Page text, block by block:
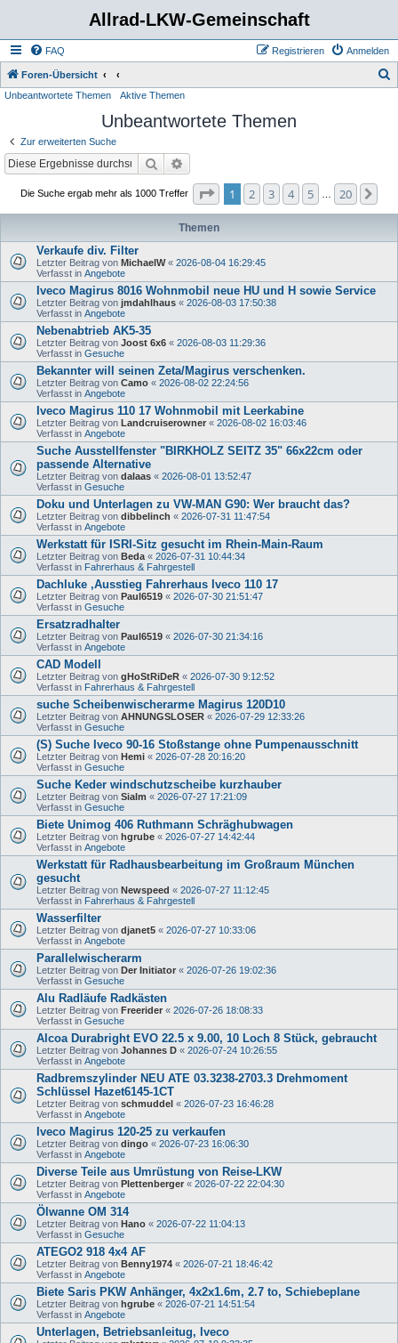
Allrad-LKW-Gemeinschaft
FAQ Anmelden
Registrieren
Foren-Übersicht
Unbeantwortete Themen Aktive Themen
Unbeantwortete Themen
Zur erweiterten Suche
Suche
Die Suche ergab mehr als 1000 Treffer Seite von
1 2 3 4 5 20
Themen
Verkaufe div. Filter
Letzter Beitrag von MichaelW« 2026-08-04 16:29:45
Verfasst in Angebote
Iveco Magirus 8016 Wohnmobil neue HU und H sowie Service
Letzter Beitrag von jmdahlhaus « 2026-08-03 17:50:38
Verfasst in Angebote
Nebenabtrieb AK5-35
Letzter Beitrag von Joost 6x6 « 2026-08-03 11:29:36
Verfasst in Gesuche
Bekannter will seinen Zeta/Magirus verschenken.
Letzter Beitrag von Camo « 2026-08-02 22:24:56
Verfasst in Angebote
Iveco Magirus 110 17 Wohnmobil mit Leerkabine
Letzter Beitrag von Landcruiserowner « 2026-08-02 16:03:46
Verfasst in Angebote
Suche Ausstellfenster "BIRKHOLZ SEITZ 35" 66x22cm oder
passende Alternative
Letzter Beitrag von dalaas « 2026-08-01 13:52:47
Verfasst in Gesuche
Doku und Unterlagen zu VW-MAN G90: Wer braucht das?
Letzter Beitrag von dibbelinch « 2026-07-31 11:47:54
Verfasst in Angebote
Werkstatt für ISRI-Sitz gesucht im Rhein-Main-Raum
Letzter Beitrag von Beda « 2026-07-31 10:44:34
Verfasst in Fahrerhaus & Fahrgestell
Dachluke ,Ausstieg Fahrerhaus Iveco 110 17
Letzter Beitrag von Paul6519 « 2026-07-30 21:51:47
Verfasst in Gesuche
Ersatzradhalter
Letzter Beitrag von Paul6519 « 2026-07-30 21:34:16
Verfasst in Angebote
CAD Modell
Letzter Beitrag von gHoStRiDeR « 2026-07-30 9:12:52
Verfasst in Fahrerhaus & Fahrgestell
suche Scheibenwischerarme Magirus 120D10
Letzter Beitrag von AHNUNGSLOSER « 2026-07-29 12:33:26
Verfasst in Gesuche
(S) Suche Iveco 90-16 Stoßstange ohne Pumpenausschnitt
Letzter Beitrag von Hemi « 2026-07-28 20:16:20
Verfasst in Gesuche
Suche Keder windschutzscheibe kurzhauber
Letzter Beitrag von Sialm « 2026-07-27 17:21:09
Verfasst in Gesuche
Biete Unimog 406 Ruthmann Schräghubwagen
Letzter Beitrag von hgrube « 2026-07-27 14:42:44
Verfasst in Angebote
Werkstatt für Radhausbearbeitung im Großraum München
gesucht
Letzter Beitrag von Newspeed « 2026-07-27 11:12:45
Verfasst in Fahrerhaus & Fahrgestell
Wasserfilter
Letzter Beitrag von djanet5 « 2026-07-27 10:33:06
Verfasst in Angebote
Parallelwischerarm
Letzter Beitrag von Der Initiator « 2026-07-26 19:02:36
Verfasst in Gesuche
Alu Radläufe Radkästen
Letzter Beitrag von Freerider « 2026-07-26 18:08:33
Verfasst in Gesuche
Alcoa Durabright EVO 22.5 x 9.00, 10 Loch 8 Stück, gebraucht
Letzter Beitrag von Johannes D « 2026-07-24 10:26:55
Verfasst in Angebote
Radbremszylinder NEU ATE 03.3238-2703.3 Drehmoment
Schlüssel Hazet6145-1CT
Letzter Beitrag von schmuddel « 2026-07-23 16:46:28
Verfasst in Angebote
Iveco Magirus 120-25 zu verkaufen
Letzter Beitrag von dingo « 2026-07-23 16:06:30
Verfasst in Angebote
Diverse Teile aus Umrüstung von Reise-LKW
Letzter Beitrag von Plettenberger « 2026-07-22 22:04:30
Verfasst in Angebote
Ölwanne OM 314
Letzter Beitrag von Hano « 2026-07-22 11:04:13
Verfasst in Gesuche
ATEGO2 918 4x4 AF
Letzter Beitrag von Benny1974 « 2026-07-21 18:46:42
Verfasst in Angebote
Biete Saris PKW Anhänger, 4x2x1.6m, 2.7 to, Schiebeplane
Letzter Beitrag von hgrube « 2026-07-21 14:51:54
Verfasst in Angebote
Unterlagen, Betriebsanleitug, Iveco